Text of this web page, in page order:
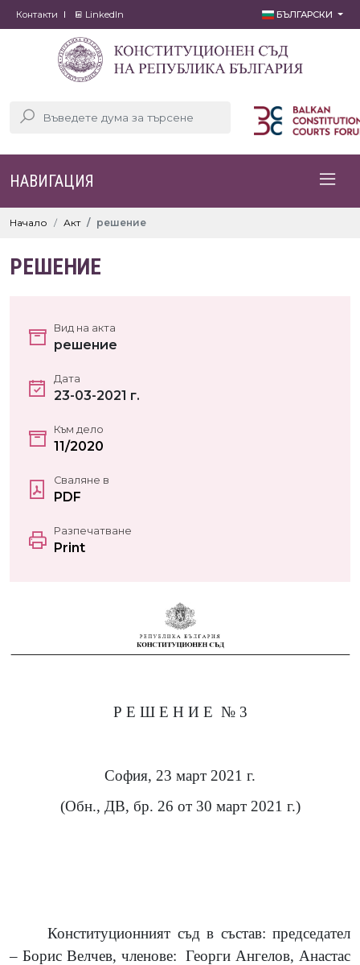
Контакти LinkedIn БЪЛГАРСКИ
НАВИГАЦИЯ
Начало Акт решение
РЕШЕНИЕ
Вид на акта
решение
Дата
23-03-2021 г.
Към дело
11/2020
Сваляне в
PDF
Разпечатване
Print
Р Е Ш Е Н И Е № 3
София, 23 март 2021 г.
(Обн., ДВ, бр. 26 от 30 март 2021 г.)
Конституционният съд в състав: председател
– Борис Велчев, членове: Георги Ангелов, Анастас